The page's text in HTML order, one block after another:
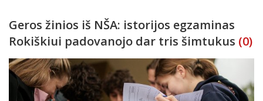
Geros žinios iš NŠA: istorijos egzaminas
Rokiškiui padovanojo dar tris šimtukus (0)